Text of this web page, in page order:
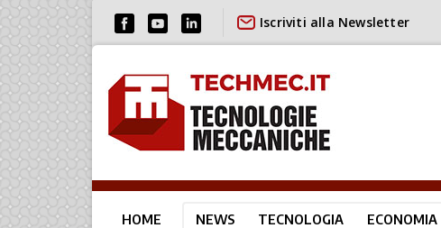
Iscriviti alla Newsletter
HOME NEWS TECNOLOGIA ECONOMIA